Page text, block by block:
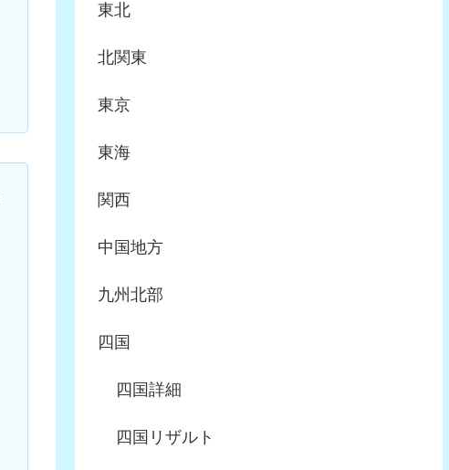
東北
北関東
東京
東海
関西
中国地方
九州北部
四国
四国詳細
四国リザルト